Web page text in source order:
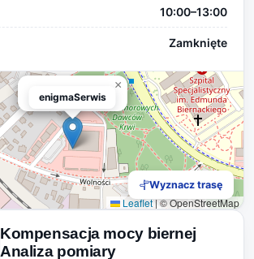
10:00–13:00
Zamknięte
enigmaSerwis
×
Leaflet|© OpenStreetMap
enigmaSerwis
Wyznacz trasę
Kompensacja mocy biernej
Analiza pomiary